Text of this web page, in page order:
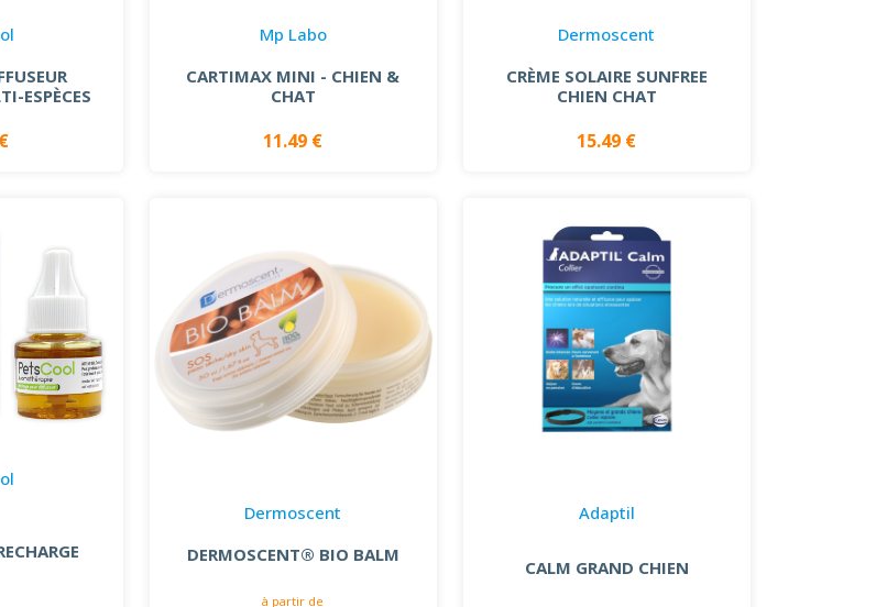
ESPÈCES
Mp Labo
CARTIMAX MINI - CHIEN &
CHAT
11.49 €
Dermoscent
CRÈME SOLAIRE SUNFREE
CHIEN CHAT
15.49 €
Dermoscent
DERMOSCENT® BIO BALM
à partir de
Adaptil
CALM GRAND CHIEN